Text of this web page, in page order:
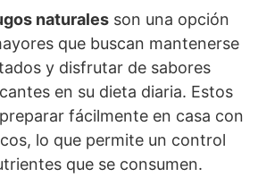
naturales son una opción
que buscan mantenerse
y disfrutar de sabores
en su dieta diaria. Estos
fácilmente en casa con
lo que permite un control
que se consumen.